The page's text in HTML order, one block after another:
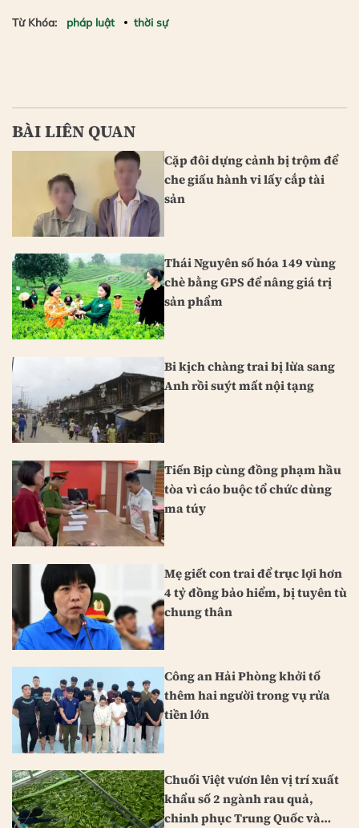
Từ Khóa: pháp luật thời sự
BÀI LIÊN QUAN
Cặp đôi dựng cảnh bị trộm để
che giấu hành vi lấy cắp tài
sản
Thái Nguyên số hóa 149 vùng
chè bằng GPS để nâng giá trị
sản phẩm
Bi kịch chàng trai bị lừa sang
Anh rồi suýt mất nội tạng
Tiến Bịp cùng đồng phạm hầu
tòa vì cáo buộc tổ chức dùng
ma túy
Mẹ giết con trai để trục lợi hơn
4 tỷ đồng bảo hiểm, bị tuyên tù
chung thân
Công an Hải Phòng khởi tố
thêm hai người trong vụ rửa
tiền lớn
Chuối Việt vươn lên vị trí xuất
khẩu số 2 ngành rau quả,
chinh phục Trung Quốc và